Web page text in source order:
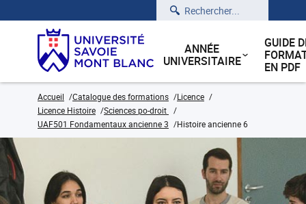
Rechercher
ANNÉE
UNIVERSITAIRE
GUIDE
EN PDF
Accueil Catalogue des formations
Licence
Licence Histoire
Sciences po-droit
UAF501 Fondamentaux ancienne 3
Histoire ancienne 6